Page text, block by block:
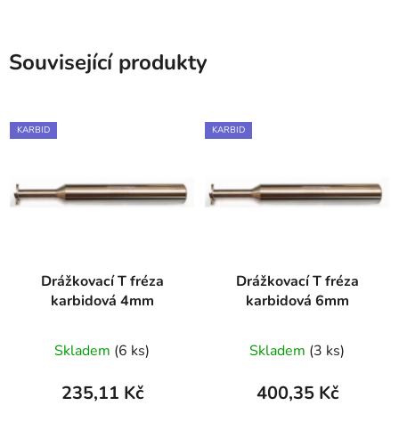
Související produkty
KARBID
Drážkovací T fréza
karbidová 4mm
Skladem (6 ks)
235,11 Kč
KARBID
Drážkovací T fréza
karbidová 6mm
Skladem (3 ks)
400,35 Kč